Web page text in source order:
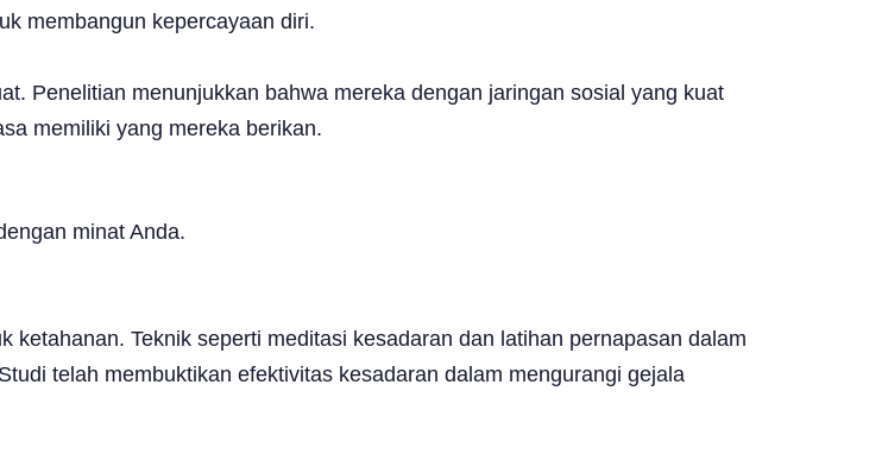
membangun kepercayaan diri.
Penelitian menunjukkan bahwa mereka dengan jaringan sosial yang kuat
memiliki yang mereka berikan.
minat Anda.
ketahanan. Teknik seperti meditasi kesadaran dan latihan pernapasan dalam
telah membuktikan efektivitas kesadaran dalam mengurangi gejala